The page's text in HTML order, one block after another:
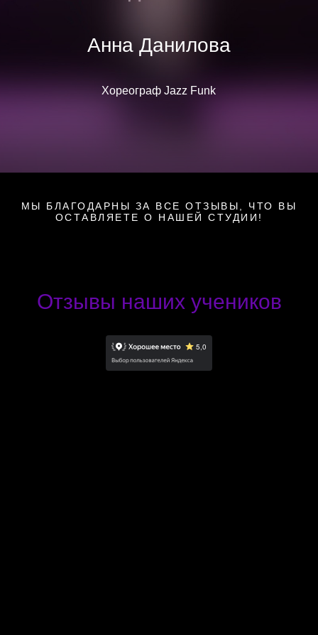
Анна Данилова
Хореограф Jazz Funk
МЫ БЛАГОДАРНЫ ЗА ВСЕ ОТЗЫВЫ, ЧТО ВЫ
ОСТАВЛЯЕТЕ О НАШЕЙ СТУДИИ!
Отзывы наших учеников